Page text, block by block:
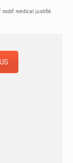
motif médical justifié